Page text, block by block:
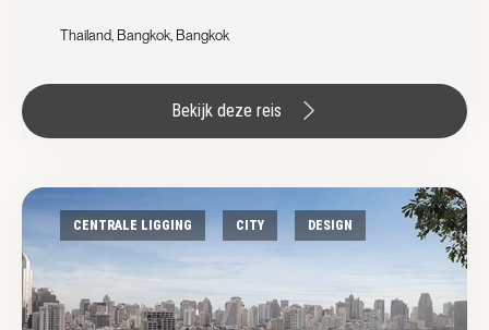
Thailand, Bangkok, Bangkok
Bekijk deze reis
CENTRALE LIGGING CITY DESIGN